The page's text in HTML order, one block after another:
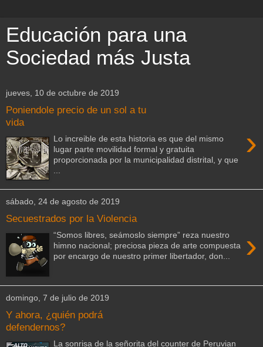
Educación para una
Sociedad más Justa
jueves, 10 de octubre de 2019
Poniendole precio de un sol a tu
vida
›
Lo increible de esta historia es que del mismo
lugar parte movilidad formal y gratuita
proporcionada por la municipalidad distrital, y que
...
sábado, 24 de agosto de 2019
Secuestrados por la Violencia
›
“Somos libres, seámoslo siempre” reza nuestro
himno nacional; preciosa pieza de arte compuesta
por encargo de nuestro primer libertador, don...
domingo, 7 de julio de 2019
Y ahora, ¿quién podrá
defendernos?
La sonrisa de la señorita del counter de Peruvian